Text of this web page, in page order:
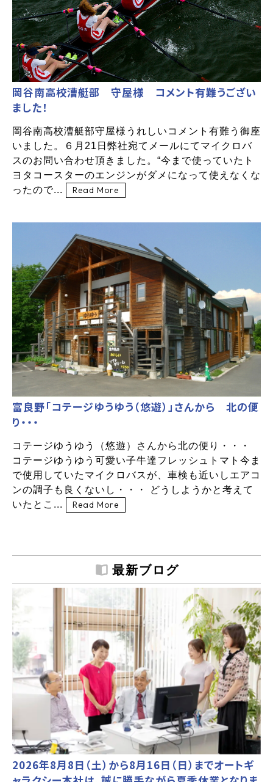
岡谷南高校漕艇部 守屋様 コメント有難うござい
ました！
岡谷南高校漕艇部守屋様うれしいコメント有難う御座
いました。６月21日弊社宛てメールにてマイクロバ
スのお問い合わせ頂きました。“今まで使っていたト
ヨタコースターのエンジンがダメになって使えなくな
ったので...
Read More
富良野「コテージゆうゆう（悠遊）」さんから 北の便
り・・・
コテージゆうゆう（悠遊）さんから北の便り・・・
コテージゆうゆう可愛い子牛達フレッシュトマト今ま
で使用していたマイクロバスが、車検も近いしエアコ
ンの調子も良くないし・・・ どうしようかと考えて
いたとこ...
Read More
最新ブログ
2026年8月8日（土）から8月16日（日）までオートギ